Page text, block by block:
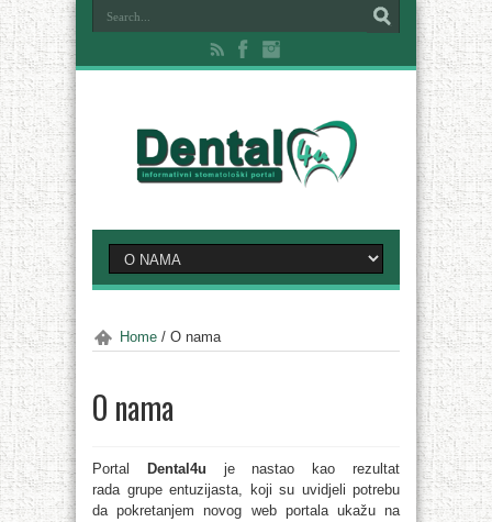
Home / O nama
O nama
Portal Dental4u
je nastao kao rezultat
rada grupe entuzijasta, koji su uvidjeli potrebu
da pokretanjem novog web portala ukažu na